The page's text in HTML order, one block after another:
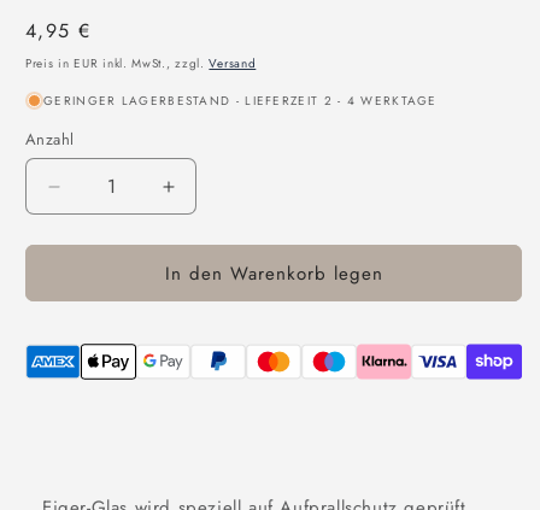
Normaler
Preis
4,95 €
Preis in EUR inkl. MwSt., zzgl.Versand
GERINGER LAGERBESTAND - LIEFERZEIT 2 - 4 WERKTAGE
Anzahl
Anzahl
Verringere
die
Menge
Eiger
Glass
Ultra
Plus/
Erhöhe
die
Menge
für
Eiger
Glass
Ultra
Plus/
In den Warenkorb legen